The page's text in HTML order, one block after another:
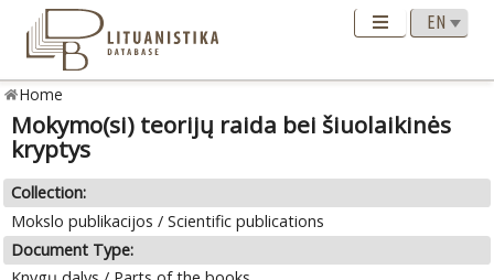
Home
Mokymo(si) teorijų raida bei šiuolaikinės
kryptys
Collection:
Mokslo publikacijos / Scientific publications
Document Type: